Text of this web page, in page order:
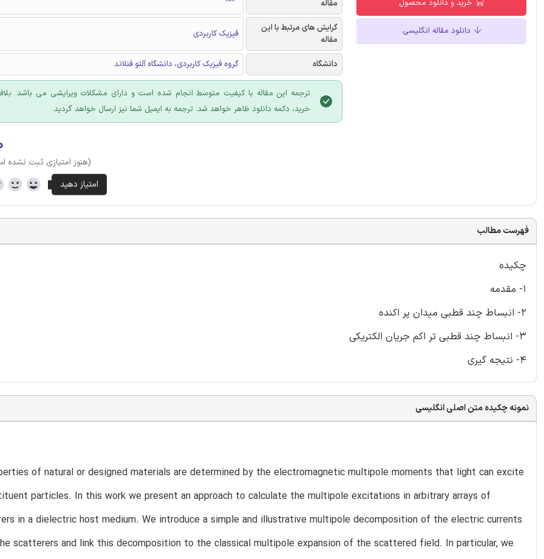
خرید و دانلود محصول
دانلود مقاله انگلیسی
مقاله
گرایش های مرتبط با این
مقاله
فیزیک کاربردی
دانشگاه گروه فیزیک کاربردی، دانشگاه آلتو فنلاند
ترجمه این مقاله با کیفیت متوسط انجام شده است و دارای مشکلات ویرایشی می باشد.
خرید، دکمه دانلود ظاهر خواهد شد. ترجمه به ایمیل شما نیز ارسال خواهد گردید.
(هنوز امتیازی ثبت نشده
فهرست مطالب
چکیده
1- مقدمه
2- انبساط چند قطبی میدان پر اکنده
3- انبساط چند قطبی تر اکم جریان الکتریکی
4- نتیجه گیری
نمونه چکیده متن اصلی انگلیسی
of natural or designed materials are determined by the electromagnetic multipole moments that light can excite
particles. In this work we present an approach to calculate the multipole excitations in arbitrary arrays of
in a dielectric host medium. We introduce a simple and illustrative multipole decomposition of the electric currents
scatterers and link this decomposition to the classical multipole expansion of the scattered field. In particular, we